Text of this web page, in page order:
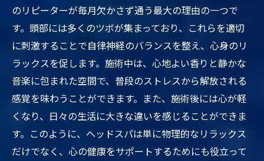
のリピーターが毎月欠かさず通う最大の理由の一つで
す。頭部には多くのツボが集まっており、これらを適切
に刺激することで自律神経のバランスを整え、心身のリ
ラックスを促します。施術中は、心地よい香りと静かな
音楽に包まれた空間で、普段のストレスから解放される
感覚を味わうことができます。また、施術後には心が軽
くなり、日々の生活に大きな違いを感じることができま
す。このように、ヘッドスパは単に物理的なリラックス
だけでなく、心の健康をサポートするためにも役立って